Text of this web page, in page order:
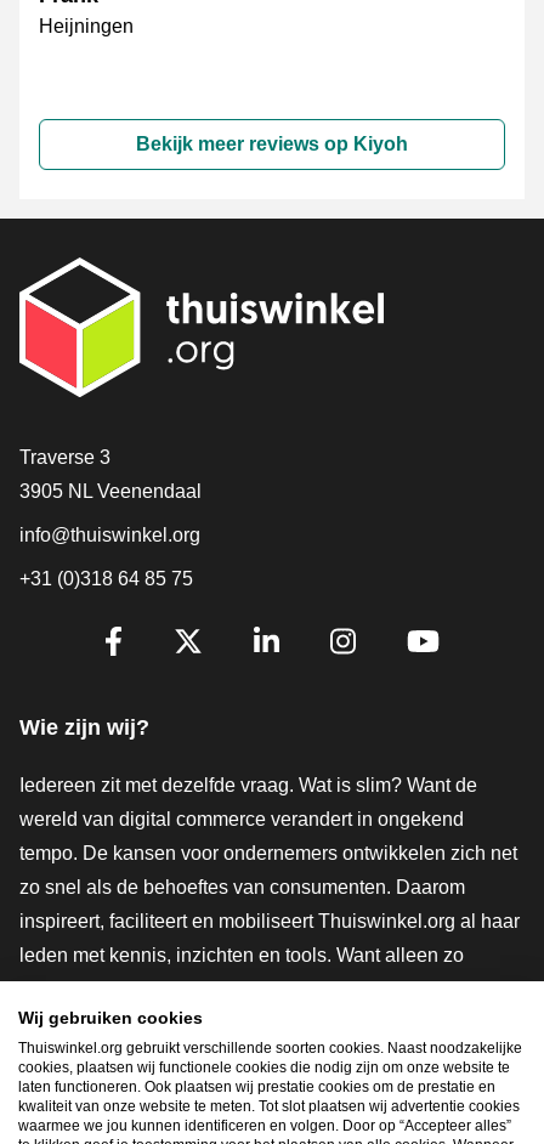
Heijningen
Bekijk meer reviews op Kiyoh
Contact
Traverse 3
3905 NL Veenendaal
info@thuiswinkel.org
+31 (0)318 64 85 75
Volg je ons al?
Wie zijn wij?
Iedereen zit met dezelfde vraag. Wat is slim? Want de
wereld van digital commerce verandert in ongekend
tempo. De kansen voor ondernemers ontwikkelen zich net
zo snel als de behoeftes van consumenten. Daarom
inspireert, faciliteert en mobiliseert Thuiswinkel.org al haar
leden met kennis, inzichten en tools. Want alleen zo
innovatievere toekomst. Dus groei ook mee en maak
shoppen slimmer.
Lid worden
Wij gebruiken cookies
Thuiswinkel.org gebruikt verschillende soorten cookies. Naast noodzakelijke
cookies, plaatsen wij functionele cookies die nodig zijn om onze website te
laten functioneren. Ook plaatsen wij prestatie cookies om de prestatie en
kwaliteit van onze website te meten. Tot slot plaatsen wij advertentie cookies
waarmee we jou kunnen identificeren en volgen. Door op “Accepteer alles”